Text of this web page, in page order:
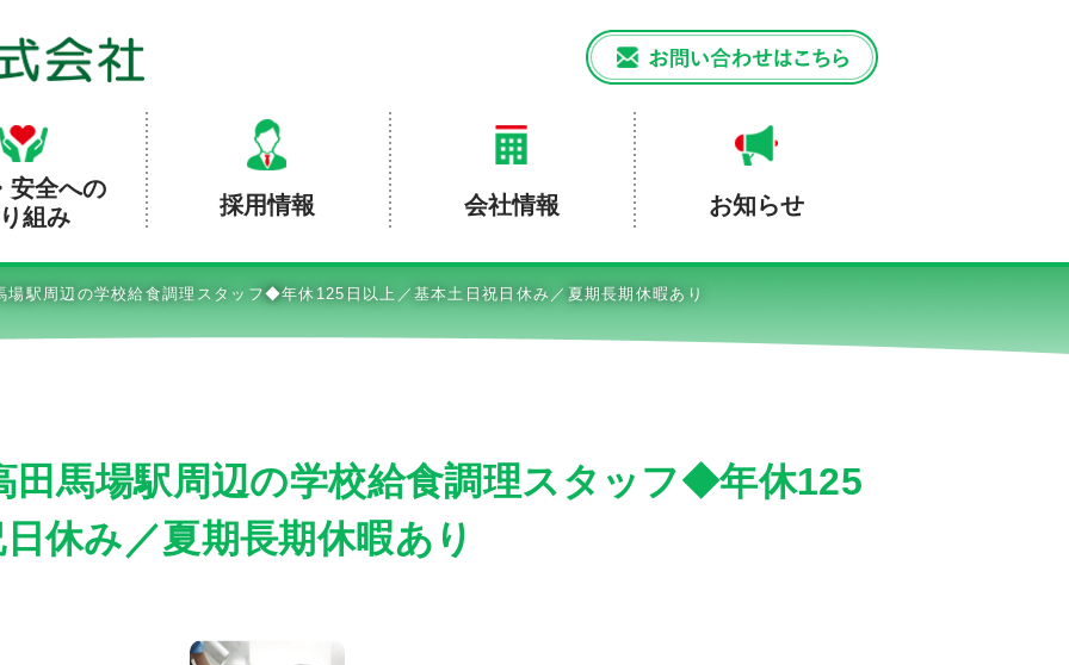
安全への
組み
採用情報 会社情報 お知らせ
場駅周辺の学校給食調理スタッフ◆年休125日以上／基本土日祝日休み／夏期長期休暇あり
田馬場駅周辺の学校給食調理スタッフ◆年休125
休み／夏期長期休暇あり